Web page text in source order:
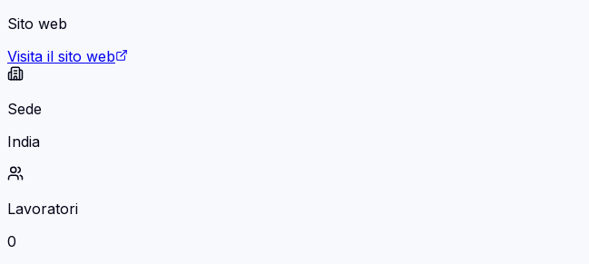
Sito web
Visita il sito web
Sede
India
Lavoratori
0